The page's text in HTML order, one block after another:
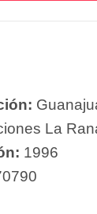
La
1996